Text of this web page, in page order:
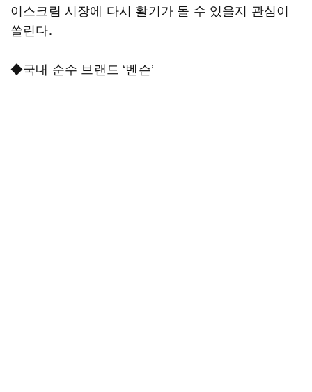
이스크림 시장에 다시 활기가 돌 수 있을지 관심이
쏠린다.
◆국내 순수 브랜드 ‘벤슨’